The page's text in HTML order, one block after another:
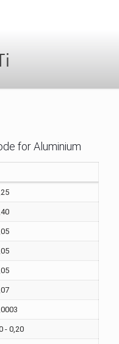
for Aluminium
- 0,20